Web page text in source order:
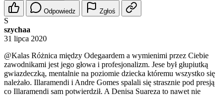
Odpowiedz Zgłoś
S
szychaa
31 lipca 2020
@Kalas Różnica między Odegaardem a wymienimi przez Ciebie
zawodnikami jest jego głowa i profesjonalizm. Jese był głupiutką
gwiazdeczką, mentalnie na poziomie dziecka któremu wszystko się
należało. Illaramendi i Andre Gomes spalali się strasznie pod presją
co Illaramendi sam potwierdził. A Denisa Suareza to nawet nie